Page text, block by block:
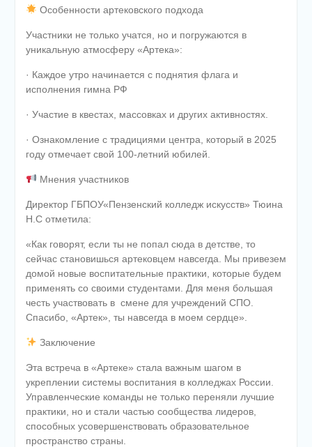
Особенности артековского подхода
Участники не только учатся, но и погружаются в
уникальную атмосферу «Артека»:
· Каждое утро начинается с поднятия флага и
исполнения гимна РФ
· Участие в квестах, массовках и других активностях.
· Ознакомление с традициями центра, который в 2025
году отмечает свой 100-летний юбилей.
Мнения участников
Директор ГБПОУ«Пензенский колледж искусств» Тюина
Н.С отметила:
«Как говорят, если ты не попал сюда в детстве, то
сейчас становишься артековцем навсегда. Мы привезем
домой новые воспитательные практики, которые будем
применять со своими студентами. Для меня большая
честь участвовать в смене для учреждений СПО.
Спасибо, «Артек», ты навсегда в моем сердце».
Заключение
Эта встреча в «Артеке» стала важным шагом в
укреплении системы воспитания в колледжах России.
Управленческие команды не только переняли лучшие
практики, но и стали частью сообщества лидеров,
способных усовершенствовать образовательное
пространство страны.